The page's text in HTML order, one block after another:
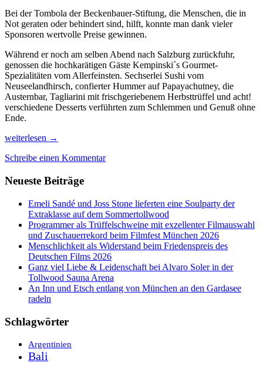
Bei der Tombola der Beckenbauer-Stiftung, die Menschen, die in
Not geraten oder behindert sind, hilft, konnte man dank vieler
Sponsoren wertvolle Preise gewinnen.
Während er noch am selben Abend nach Salzburg zurückfuhr,
genossen die hochkarätigen Gäste Kempinski´s Gourmet-
Spezialitäten vom Allerfeinsten. Sechserlei Sushi vom
Neuseelandhirsch, confierter Hummer auf Papayachutney, die
Austernbar, Tagliarini mit frischgeriebenem Herbsttrüffel und acht!
verschiedene Desserts verführten zum Schlemmen und Genuß ohne
Ende.
Spitzenköche
Genießer
bei
Schlemmer-
Busche
Verlags
weiterlesen →
Schreibe einen Kommentar
Neueste Beiträge
Emeli Sandé und Joss Stone lieferten eine Soulparty der
Extraklasse auf dem Sommertollwood
Programmer als Trüffelschweine mit exzellenter Filmauswahl
und Zuschauerrekord beim Filmfest München 2026
Menschlichkeit als Widerstand beim Friedenspreis des
Deutschen Films 2026
Ganz viel Liebe & Leidenschaft bei Alvaro Soler in der
Tollwood Sauna Arena
An Inn und Etsch entlang von München an den Gardasee
radeln
Schlagwörter
Argentinien
Bali